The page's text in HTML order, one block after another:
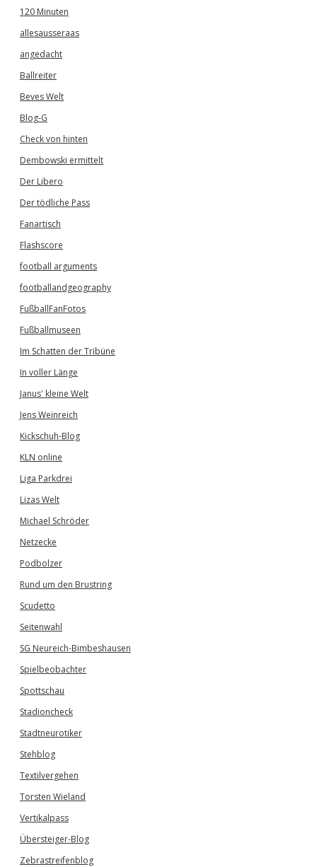
120 Minuten
allesausseraas
angedacht
Ballreiter
Beves Welt
Blog-G
Check von hinten
Dembowski ermittelt
Der Libero
Der tödliche Pass
Fanartisch
Flashscore
football arguments
footballandgeography
FußballFanFotos
Fußballmuseen
Im Schatten der Tribüne
In voller Länge
Janus' kleine Welt
Jens Weinreich
Kickschuh-Blog
KLN online
Liga Parkdrei
Lizas Welt
Michael Schröder
Netzecke
Podbolzer
Rund um den Brustring
Scudetto
Seitenwahl
SG Neureich-Bimbeshausen
Spielbeobachter
Spottschau
Stadioncheck
Stadtneurotiker
Stehblog
Textilvergehen
Torsten Wieland
Vertikalpass
Übersteiger-Blog
Zebrastreifenblog